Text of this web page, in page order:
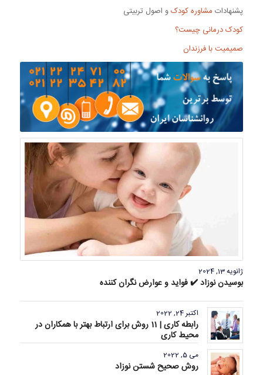
پشنهادات مشاوره کودکو اصول تربیتی
کودک درمانی چیست؟
صمیمیت با فرزندان
ژانویه 13, 2024
بوسیدن نوزاد ✔️ فواید و عوارض نگران کننده
اکتبر 24, 2022
رابطه کاری | 11 روش برای ارتباط بهتر با همکاران در
محیط کاری
می 5, 2022
روش صحیح شستن نوزاد